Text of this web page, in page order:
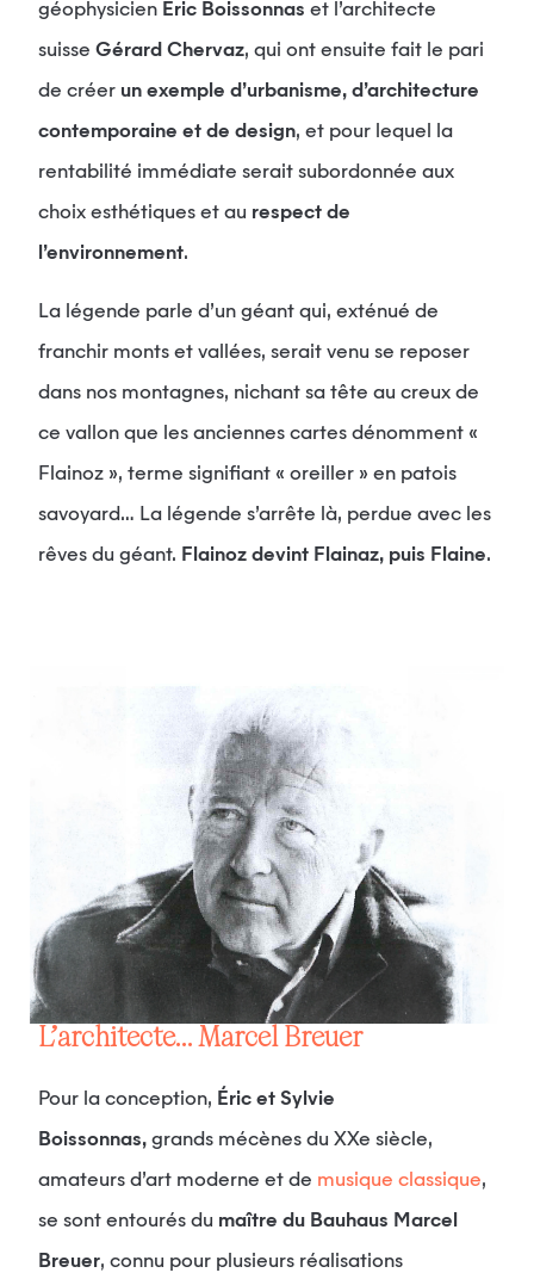
géophysicien Éric Boissonnas et l’architecte
suisse Gérard Chervaz, qui ont ensuite fait le pari
de créer un exemple d’urbanisme, d’architecture
contemporaine et de design, et pour lequel la
rentabilité immédiate serait subordonnée aux
choix esthétiques et au respect de
l’environnement.
La légende parle d’un géant qui, exténué de
franchir monts et vallées, serait venu se reposer
dans nos montagnes, nichant sa tête au creux de
ce vallon que les anciennes cartes dénomment «
Flainoz », terme signifiant « oreiller » en patois
savoyard… La légende s’arrête là, perdue avec les
rêves du géant. Flainoz devint Flainaz, puis Flaine.
L’architecte… Marcel Breuer
Pour la conception, Éric et Sylvie
Boissonnas, grands mécènes du XXe siècle,
amateurs d’art moderne et de musique classique,
se sont entourés du maître du Bauhaus Marcel
Breuer, connu pour plusieurs réalisations